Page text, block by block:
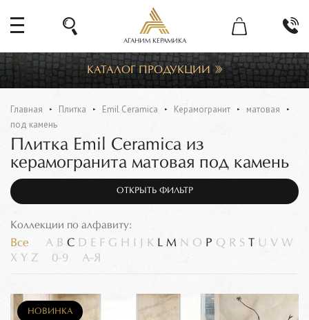
АГАНИМ КЕРАМИКА
КАТАЛОГ ПРОДУКЦИИ
Главная Плитка Emil Ceramica Керамогранит
матовая
под камень
Плитка Emil Ceramica из
керамогранита матовая под камень
ОТКРЫТЬ ФИЛЬТР
Коллекции по алфавиту:
Все A B C D E F G H K L M N O P Q R S T U V W
X Y Z 0-9 А-Я
НОВИНКА